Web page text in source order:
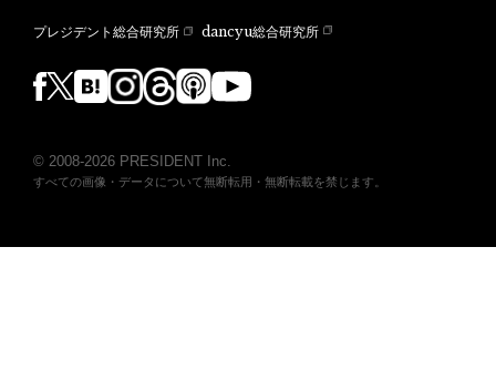
プレジデント総合研究所 dancyu総合研究所
© 2008-2026 PRESIDENT Inc.
すべての画像・データについて無断転用・無断転載を禁じます。